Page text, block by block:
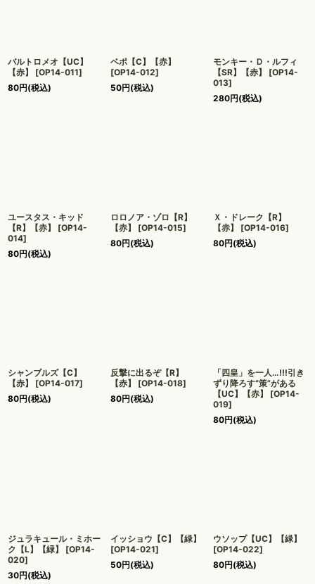
バルトロメオ【UC】
【赤】
[OP14-011]
80円(税込)
ベポ【C】【赤】
[OP14-012]
50円(税込)
モンキー・Ｄ・ルフィ
【SR】【赤】
[OP14-
013]
280円(税込)
ユースタス・キッド
【R】【赤】
[OP14-
014]
80円(税込)
ロロノア・ゾロ【R】
【赤】
[OP14-015]
80円(税込)
Ｘ・ドレーク【R】
【赤】
[OP14-016]
80円(税込)
シャンブルズ【C】
【赤】
[OP14-017]
80円(税込)
反撃に出るぞ【R】
【赤】
[OP14-018]
80円(税込)
「四皇」を一人…!!!引き
ずり降ろす“策”がある
【UC】【赤】
[OP14-
019]
80円(税込)
ジュラキュール・ミホー
ク【L】【緑】
[OP14-
020]
30円(税込)
イッショウ【C】【緑】
[OP14-021]
50円(税込)
ウソップ【UC】【緑】
[OP14-022]
80円(税込)